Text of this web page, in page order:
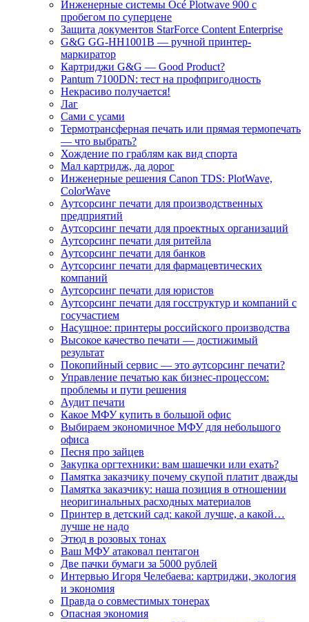
Инженерные системы Océ Plotwave 900 с
пробегом по суперцене
Защита документов StarForce Content Enterprise
G&G GG-HH1001B — ручной принтер-
маркиратор
Картриджи G&G — Good Product?
Pantum 7100DN: тест на профпригодность
Некрасиво получается!
Лаг
Сами с усами
Термотрансферная печать или прямая термопечать
— что выбрать?
Хождение по граблям как вид спорта
Мал картридж, да дорог
Инженерные решения Canon TDS: PlotWave,
ColorWave
Аутсорсинг печати для производственных
предприятий
Аутсорсинг печати для проектных организаций
Аутсорсинг печати для ритейла
Аутсорсинг печати для банков
Аутсорсинг печати для фармацевтических
компаний
Аутсорсинг печати для юристов
Аутсорсинг печати для госструктур и компаний с
госучастием
Насущное: принтеры российского производства
Высокое качество печати — достижимый
результат
Покопийный сервис — это аутсорсинг печати?
Управление печатью как бизнес-процессом:
проблемы и пути решения
Аудит печати
Какое МФУ купить в большой офис
Выбираем экономичное МФУ для небольшого
офиса
Песня про зайцев
Закупка оргтехники: вам шашечки или ехать?
Памятка заказчику почему скупой платит дважды
Памятка заказчику: наша позиция в отношении
неоригинальных расходных материалов
Принтер в детский сад: какой лучше, а какой…
лучше не надо
Этюд в розовых тонах
Ваш МФУ атаковал пентагон
Две пачки бумаги за 5000 рублей
Интервью Игоря Челебаева: картриджи, экология
и экономия
Правда о совместимых тонерах
Опасная экономия